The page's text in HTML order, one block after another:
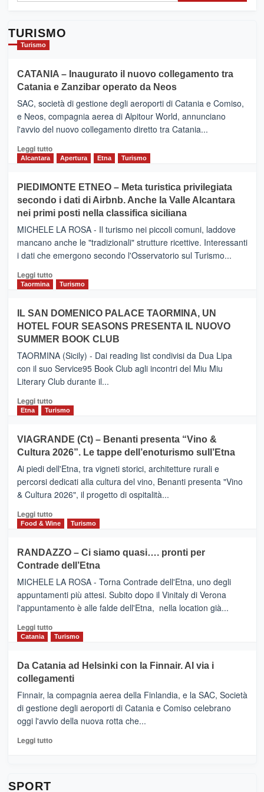
TURISMO
Turismo
CATANIA – Inaugurato il nuovo collegamento tra
Catania e Zanzibar operato da Neos
SAC, società di gestione degli aeroporti di Catania e Comiso,
e Neos, compagnia aerea di Alpitour World, annunciano
l'avvio del nuovo collegamento diretto tra Catania...
Leggi tuttoLeggi
CATANIA
–
Inaugurato
il
nuovo
collegamento
tra
e
Zanzibar
da
Neos
Alcantara Apertura Etna Turismo
PIEDIMONTE ETNEO – Meta turistica privilegiata
secondo i dati di Airbnb. Anche la Valle Alcantara
nei primi posti nella classifica siciliana
MICHELE LA ROSA - Il turismo nei piccoli comuni, laddove
mancano anche le "tradizionali" strutture ricettive. Interessanti
i dati che emergono secondo l'Osservatorio sul Turismo...
Leggi tuttoLeggi
PIEDIMONTE
ETNEO
–
Meta
turistica
privilegiata
secondo
dati
di
Anche
la
Alcantara
nei
primi
nella
classifica
Taormina Turismo
IL SAN DOMENICO PALACE TAORMINA, UN
HOTEL FOUR SEASONS PRESENTA IL NUOVO
SUMMER BOOK CLUB
TAORMINA (Sicily) - Dai reading list condivisi da Dua Lipa
con il suo Service95 Book Club agli incontri del Miu Miu
Literary Club durante il...
Leggi tuttoLeggi
di
IL
SAN
DOMENICO
PALACE
TAORMINA,
UN
HOTEL
FOUR
IL
NUOVO
SUMMER
CLUB
Etna Turismo
VIAGRANDE (Ct) – Benanti presenta “Vino &
Cultura 2026”. Le tappe dell’enoturismo sull’Etna
Ai piedi dell'Etna, tra vigneti storici, architetture rurali e
percorsi dedicati alla cultura del vino, Benanti presenta "Vino
& Cultura 2026", il progetto di ospitalità...
Leggi tuttoLeggi
di
VIAGRANDE
(Ct)
–
Benanti
presenta
“Vino
&
Cultura
tappe
dell’enoturismo
Food & Wine Turismo
RANDAZZO – Ci siamo quasi…. pronti per
Contrade dell’Etna
MICHELE LA ROSA - Torna Contrade dell'Etna, uno degli
appuntamenti più attesi. Subito dopo il Vinitaly di Verona
l'appuntamento è alle falde dell'Etna, nella location già...
Leggi tuttoLeggi
di
RANDAZZO
–
Ci
siamo
quasi….
pronti
per
Catania Turismo
Da Catania ad Helsinki con la Finnair. Al via i
collegamenti
Finnair, la compagnia aerea della Finlandia, e la SAC, Società
di gestione degli aeroporti di Catania e Comiso celebrano
oggi l'avvio della nuova rotta che...
Leggi tuttoLeggi
SPORT